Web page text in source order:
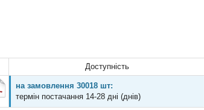
Доступність
на замовлення 30018 шт:
термін постачання 14-28 дні (днів)